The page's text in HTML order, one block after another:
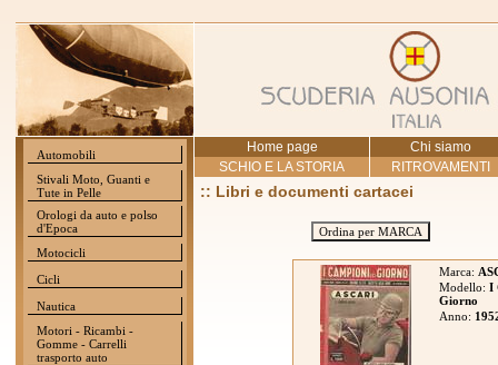
Automobili
Stivali Moto, Guanti e
Tute in Pelle
Orologi da auto e polso
d'Epoca
Motocicli
Cicli
Nautica
Motori - Ricambi -
Gomme - Carrelli
trasporto auto
Home page
Chi siamo
SCHIO E LA STORIA
RITROVAMENTI
:: Libri e documenti cartacei
Ordina per MARCA
Marca:
Modello: I
Giorno
Anno: